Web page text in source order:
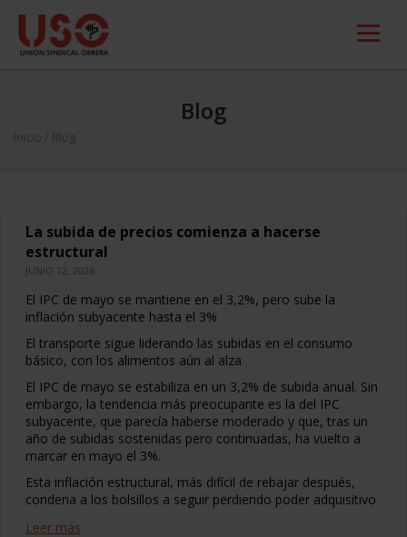
Blog
Inicio / Blog
La subida de precios comienza a hacerse
estructural
JUNIO 12, 2026
El IPC de mayo se mantiene en el 3,2%, pero sube la
inflación subyacente hasta el 3%
El transporte sigue liderando las subidas en el consumo
básico, con los alimentos aún al alza
El IPC de mayo se estabiliza en un 3,2% de subida anual. Sin
embargo, la tendencia más preocupante es la del IPC
subyacente, que parecía haberse moderado y que, tras un
año de subidas sostenidas pero continuadas, ha vuelto a
marcar en mayo el 3%.
Esta inflación estructural, más difícil de rebajar después,
condena a los bolsillos a seguir perdiendo poder adquisitivo
Leer más